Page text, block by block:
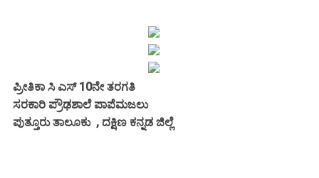
ಪ್ರೀತಿಕಾ ಸಿ ಎಸ್ 10ನೇ ತರಗತಿ
ಸರಕಾರಿ ಪ್ರೌಢಶಾಲೆ ಪಾಪೆಮಜಲು
ಪುತ್ತೂರು ತಾಲೂಕು , ದಕ್ಷಿಣ ಕನ್ನಡ ಜಿಲ್ಲೆ